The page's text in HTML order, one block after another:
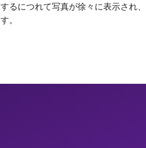
るにつれて写真が徐々に表示され、
。